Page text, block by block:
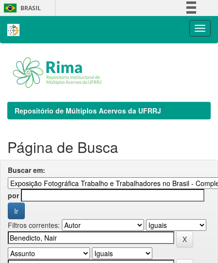
Skip
navigation
BRASIL
Repositório de Múltiplos Acervos da UFRRJ
Página de Busca
Buscar em:
por
Filtros correntes: